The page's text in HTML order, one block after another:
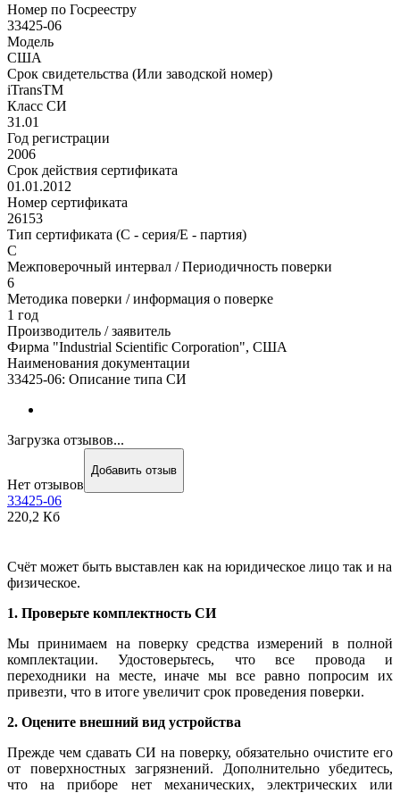
Номер по Госреестру
33425-06
Модель
США
Срок свидетельства (Или заводской номер)
iTransTM
Класс СИ
31.01
Год регистрации
2006
Срок действия сертификата
01.01.2012
Номер сертификата
26153
Тип сертификата (C - серия/E - партия)
С
Межповерочный интервал / Периодичность поверки
6
Методика поверки / информация о поверке
1 год
Производитель / заявитель
Фирма "Industrial Scientific Corporation", США
Наименования документации
33425-06: Описание типа СИ
Загрузка отзывов...
Нет отзывов
Добавить отзыв
33425-06
220,2 Кб
Счёт может быть выставлен как на юридическое лицо так и на
физическое.
1. Проверьте комплектность СИ
Мы принимаем на поверку средства измерений в полной
комплектации. Удостоверьтесь, что все провода и
переходники на месте, иначе мы все равно попросим их
привезти, что в итоге увеличит срок проведения поверки.
2. Оцените внешний вид устройства
Прежде чем сдавать СИ на поверку, обязательно очистите его
от поверхностных загрязнений. Дополнительно убедитесь,
что на приборе нет механических, электрических или